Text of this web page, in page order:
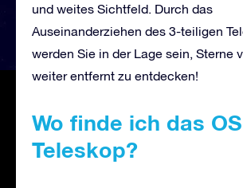
und weites Sichtfeld. Durch das
Auseinanderziehen des 3-teiligen
werden Sie in der Lage sein, Sterne
weiter entfernt zu entdecken!
Wo finde ich das
Teleskop?